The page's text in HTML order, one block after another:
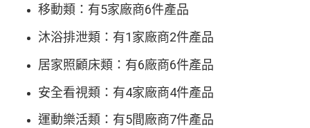
移動類：有5家廠商6件產品
沐浴排泄類：有1家廠商2件產品
居家照顧床類：有6廠商6件產品
安全看視類：有4家廠商4件產品
運動樂活類：有5間廠商7件產品